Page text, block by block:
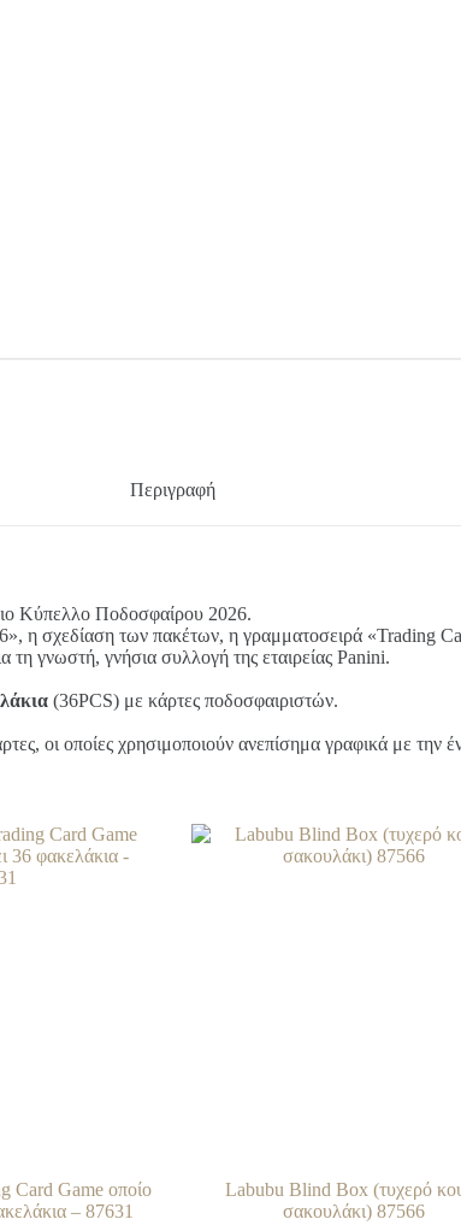
Περιγραφή
Κύπελλο Ποδοσφαίρου 2026.
σχεδίαση των πακέτων, η γραμματοσειρά «Trading
τη γνωστή, γνήσια συλλογή της εταιρείας Panini.
(36PCS) με κάρτες ποδοσφαιριστών.
οι οποίες χρησιμοποιούν ανεπίσημα γραφικά με
Card Game οποίο
– 87631
Labubu Blind Box (τυχερό
σακουλάκι) 87566